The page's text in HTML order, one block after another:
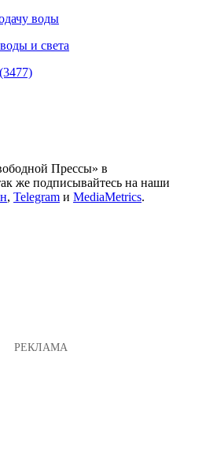
воды
и света
Прессы» в
же подписывайтесь на наши
, Telegram и MediaMetrics.